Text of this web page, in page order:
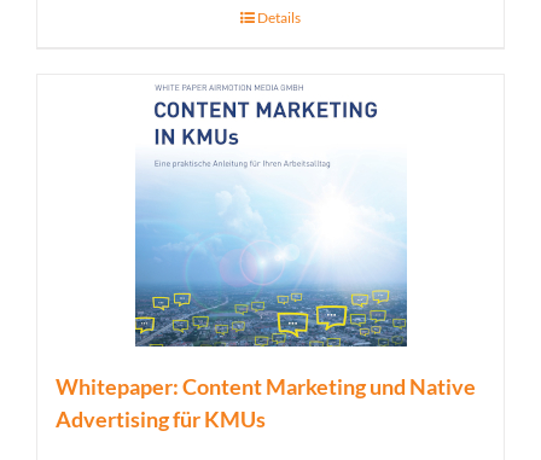
Details
Whitepaper: Content Marketing und Native
Advertising für KMUs